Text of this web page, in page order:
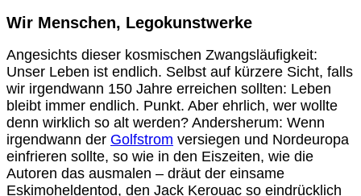
Wir Menschen, Legokunstwerke
Angesichts dieser kosmischen Zwangsläufigkeit:
Unser Leben ist endlich. Selbst auf kürzere Sicht, falls
wir irgendwann 150 Jahre erreichen sollten: Leben
bleibt immer endlich. Punkt. Aber ehrlich, wer wollte
denn wirklich so alt werden? Andersherum: Wenn
irgendwann der Golfstrom versiegen und Nordeuropa
einfrieren sollte, so wie in den Eiszeiten, wie die
Autoren das ausmalen – dräut der einsame
Eskimoheldentod, den Jack Kerouac so eindrücklich